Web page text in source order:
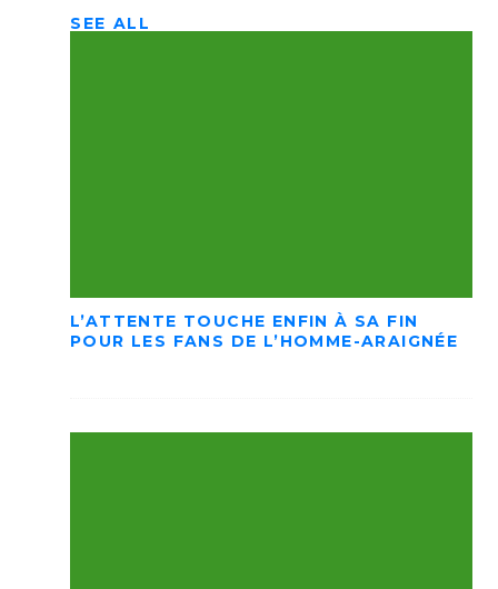
SEE ALL
L’ATTENTE TOUCHE ENFIN À SA FIN
POUR LES FANS DE L’HOMME-ARAIGNÉE